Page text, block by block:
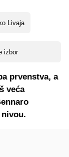
Livaja
izbor
prvenstva, a
veća